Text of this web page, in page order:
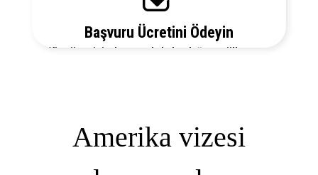
Başvuru Ücretini Ödeyin
Vize ücretiniz, başvuruda bulunduğunuz ülkeye ve
Amerika vizesi